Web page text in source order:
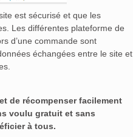
est sécurisé et que les
Les différentes plateforme de
d’une commande sont
échangées entre le site et
de récompenser facilement
voulu gratuit et sans
à tous.